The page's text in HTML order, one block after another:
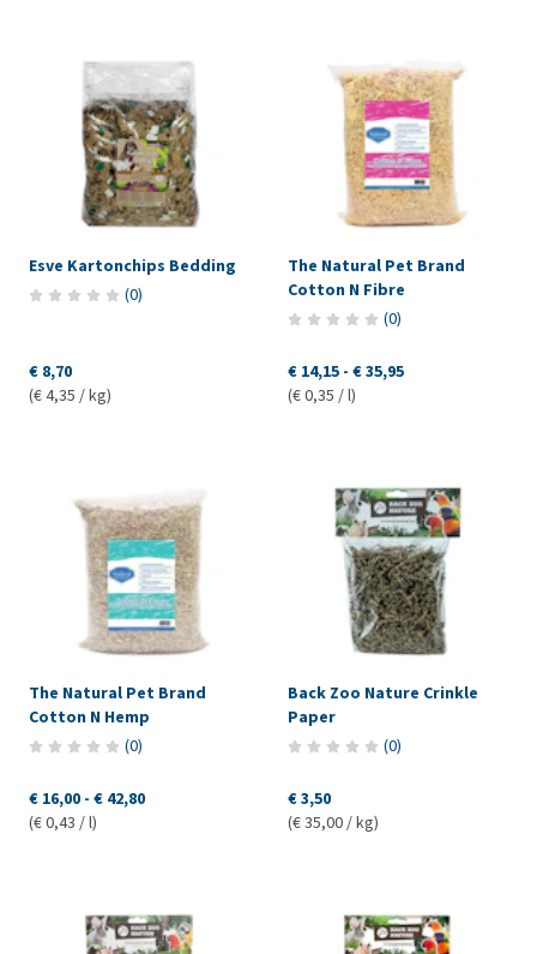
Esve Kartonchips Bedding
(0)
€ 8,70
(€ 4,35 / kg)
The Natural Pet Brand
Cotton N Fibre
(0)
€ 14,15 - € 35,95
(€ 0,35 / l)
The Natural Pet Brand
Cotton N Hemp
(0)
€ 16,00 - € 42,80
(€ 0,43 / l)
Back Zoo Nature Crinkle
Paper
(0)
€ 3,50
(€ 35,00 / kg)